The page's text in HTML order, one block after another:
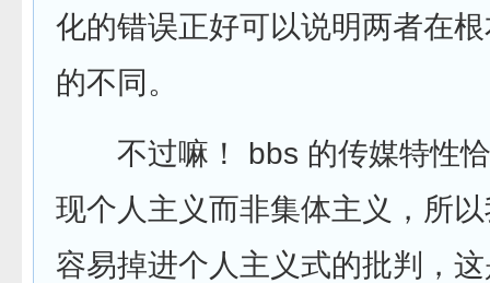
化的错误正好可以说明两者在
的不同。
不过嘛！ bbs 的传媒特性恰
现个人主义而非集体主义，所
容易掉进个人主义式的批判，